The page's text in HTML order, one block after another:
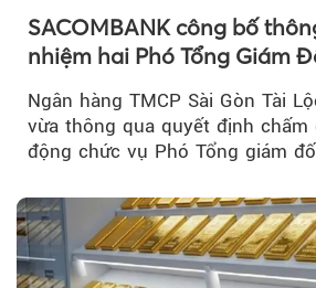
SACOMBANK công bố
nhiệm hai Phó Tổng Giám
Ngân hàng TMCP Sài Gòn Tài
vừa thông qua quyết định
động chức vụ Phó Tổng giám